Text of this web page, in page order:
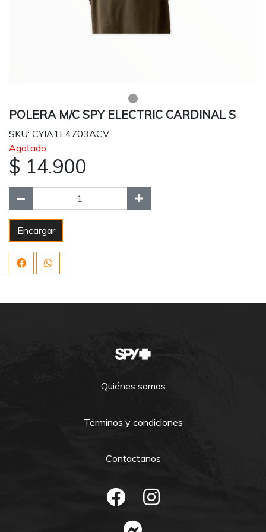
POLERA M/C SPY ELECTRIC CARDINAL S
SKU: CYIA1E4703ACV
Agotado.
$ 14.900
Encargar
Quiénes somos
Términos y condiciones
Contactanos